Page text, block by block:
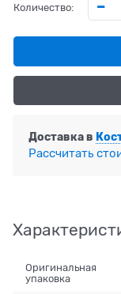
Количество:
Доставка в
Рассчитать
Оригинальная
упаковка